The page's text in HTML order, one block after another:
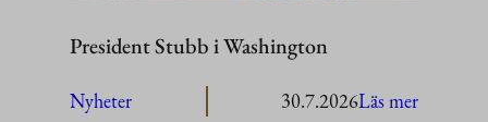
President Stubb i Washington
Nyheter 30.7.2026Läs mer: